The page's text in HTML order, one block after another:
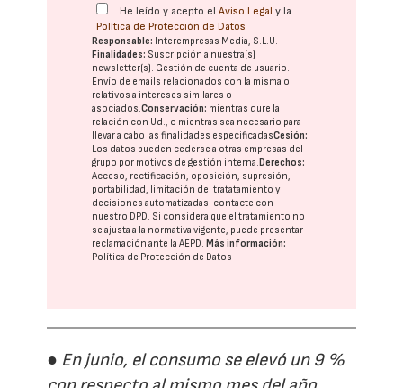
He leído y acepto elAviso Legal y la
Política de Protección de Datos
Responsable: Interempresas Media, S.L.U.
Finalidades: Suscripción a nuestra(s)
newsletter(s). Gestión de cuenta de usuario.
Envío de emails relacionados con la misma o
relativos a intereses similares o
asociados.Conservación: mientras dure la
relación con Ud., o mientras sea necesario para
llevar a cabo las finalidades especificadasCesión:
Los datos pueden cederse a otras empresas del
grupo por motivos de gestión interna. Derechos:
Acceso, rectificación, oposición, supresión,
portabilidad, limitación del tratatamiento y
decisiones automatizadas: contacte con
nuestro DPD. Si considera que el tratamiento no
se ajusta a la normativa vigente, puede presentar
reclamación ante laAEPD. Más información:
Política de Protección de Datos
● En junio, el consumo se elevó un 9 %